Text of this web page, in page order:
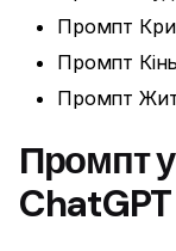
Промпт
Промпт
Промпт
Промпт
ChatGPT